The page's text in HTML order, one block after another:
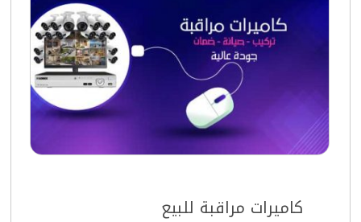
كاميرات مراقبة للبيع